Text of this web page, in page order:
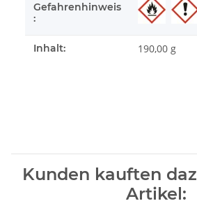
Gefahrenhinweis
:
Inhalt: 190,00 g
Kunden kauften
Artikel: